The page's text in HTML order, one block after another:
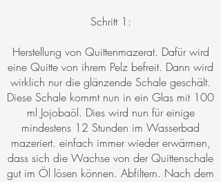
Schritt 1:
Herstellung von Quittenmazerat. Dafür wird
eine Quitte von ihrem Pelz befreit. Dann wird
wirklich nur die glänzende Schale geschält.
Diese Schale kommt nun in ein Glas mit 100
ml Jojobaöl. Dies wird nun für einige
mindestens 12 Stunden im Wasserbad
mazeriert. einfach immer wieder erwärmen,
dass sich die Wachse von der Quittenschale
gut im Öl lösen können. Abfiltern. Nach dem